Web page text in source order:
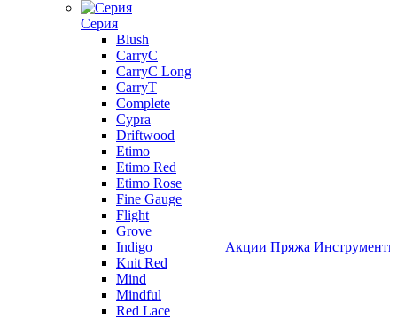
Серия
Blush
CarryC
CarryC Long
CarryT
Complete
Cypra
Driftwood
Etimo
Etimo Red
Etimo Rose
Fine Gauge
Flight
Grove
Indigo
Knit Red
Mind
Mindful
Red Lace
Акции Пряжа Инструменты